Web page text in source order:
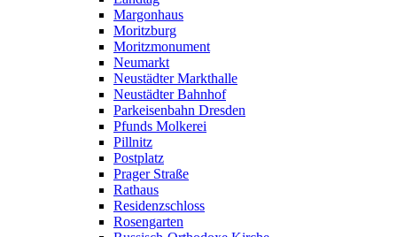
Margonhaus
Moritzburg
Moritzmonument
Neumarkt
Neustädter Markthalle
Neustädter Bahnhof
Parkeisenbahn Dresden
Pfunds Molkerei
Pillnitz
Postplatz
Prager Straße
Rathaus
Residenzschloss
Rosengarten